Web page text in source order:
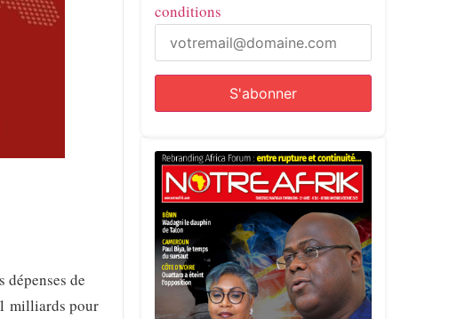
dépenses de
milliards pour
conditions